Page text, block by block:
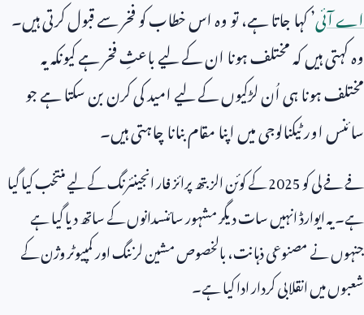
اے آئی’ کہا جاتا ہے، تو وہ اس خطاب کو فخر سے قبول کرتی ہیں۔
وہ کہتی ہیں کہ مختلف ہونا ان کے لیے باعثِ فخر ہے کیونکہ یہ
مختلف ہونا ہی اُن لڑکیوں کے لیے امید کی کرن بن سکتا ہے جو
سائنس اور ٹیکنالوجی میں اپنا مقام بنانا چاہتی ہیں۔
فے فے لی کو2025کے کوئن الزبتھ پرائز فار انجینئرنگ کے لیے منتخب کیا گیا
ہے۔ یہ ایوارڈ انہیں سات دیگر مشہور سائنسدانوں کے ساتھ دیا گیا ہے
جنہوں نے مصنوعی ذہانت، بالخصوص مشین لرننگ اور کمپیوٹر وژن کے
شعبوں میں انقلابی کردار ادا کیا ہے۔